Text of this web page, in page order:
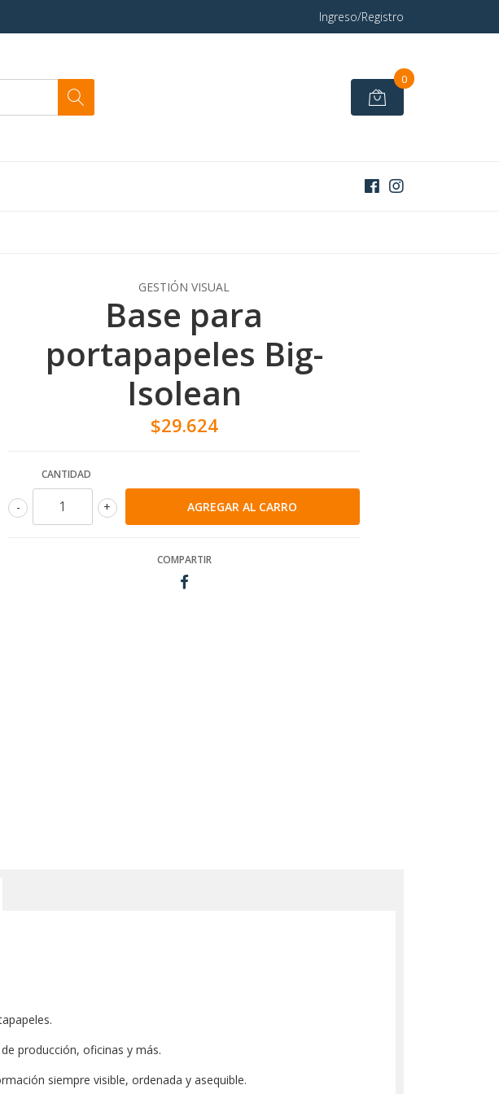
Ingreso/Registro
0
GESTIÓN VISUAL
Base para
portapapeles Big-
Isolean
$29.624
CANTIDAD
+
-
COMPARTIR
producción, oficinas y más.
siempre visible, ordenada y asequible.